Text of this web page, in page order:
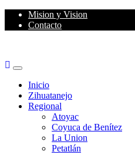
Skip
Mision y Vision
Contacto
Primary
MenuInicio
Zihuatanejo
Regional
Atoyac
Coyuca de Benítez
La Union
Petatlán